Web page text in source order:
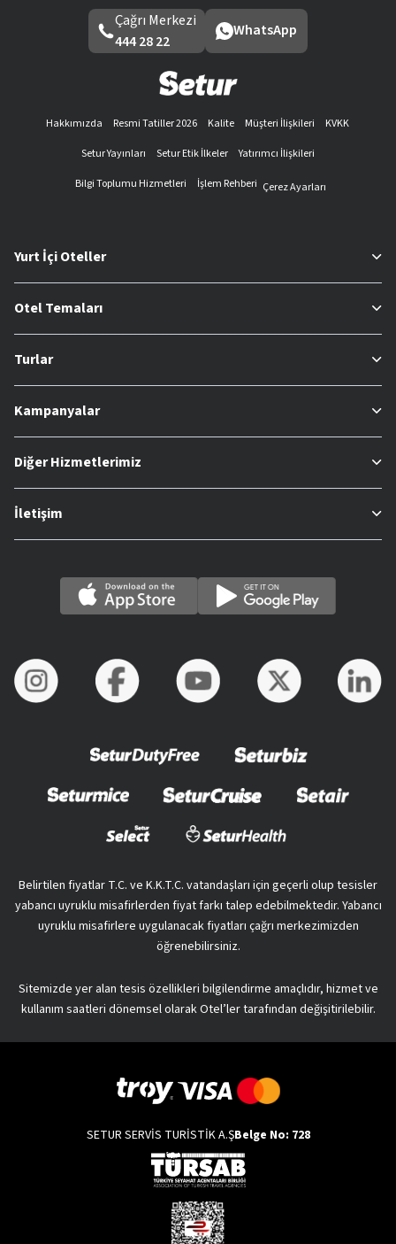
Çağrı Merkezi
444 28 22
WhatsApp
Hakkımızda Resmi Tatiller 2026 Kalite Müşteri İlişkileri
KVKK
Setur Yayınları
Setur Etik İlkeler
Yatırımcı İlişkileri
Bilgi Toplumu Hizmetleri
İşlem Rehberi Çerez Ayarları
Yurt İçi Oteller
Otel Temaları
Turlar
Kampanyalar
Diğer Hizmetlerimiz
İletişim
Belirtilen fiyatlar T.C. ve K.K.T.C. vatandaşları için geçerli olup tesisler
yabancı uyruklu misafirlerden fiyat farkı talep edebilmektedir. Yabancı
uyruklu misafirlere uygulanacak fiyatları çağrı merkezimizden
öğrenebilirsiniz.
Sitemizde yer alan tesis özellikleri bilgilendirme amaçlıdır, hizmet ve
kullanım saatleri dönemsel olarak Otel’ler tarafından değişitirilebilir.
SETUR SERVİS TURİSTİK A.ŞBelge No: 728